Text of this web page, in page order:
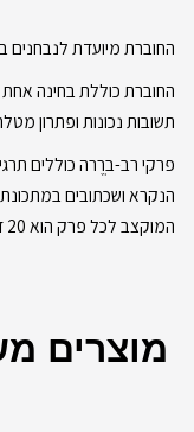
החוברת מיועדת לנבחנים
החוברת כוללת בחינה
תשובות נכונות ופתרון
פרקי רב-ברֱרה כוללים
המוקצב לכל פרק הוא 20 דקות.
מוצרים